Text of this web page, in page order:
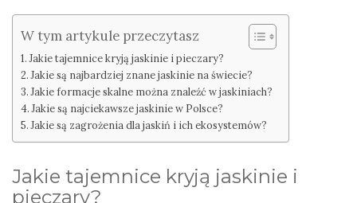
W tym artykule przeczytasz
Jakie tajemnice kryją jaskinie i pieczary?
Jakie są najbardziej znane jaskinie na świecie?
Jakie formacje skalne można znaleźć w jaskiniach?
Jakie są najciekawsze jaskinie w Polsce?
Jakie są zagrożenia dla jaskiń i ich ekosystemów?
Jakie tajemnice kryją jaskinie i
pieczary?